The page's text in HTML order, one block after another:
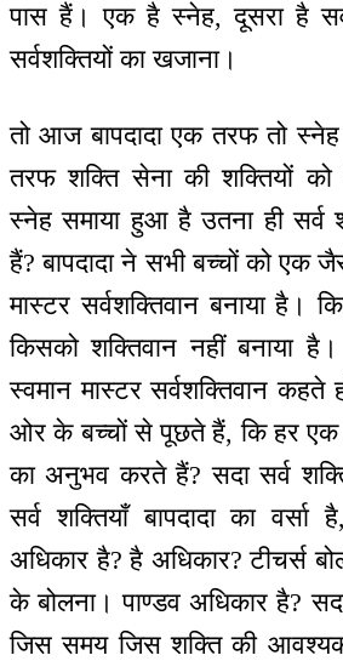
पास हैं। एक है स्नेह, दूसरा है
सर्वशक्तियों का खजाना।
तो आज बापदादा एक तरफ तो
तरफ शक्ति सेना की शक्तियों
स्नेह समाया हुआ है उतना ही सर्व
हैं? बापदादा ने सभी बच्चों को एक
मास्टर सर्वशक्तिवान बनाया है।
किसको शक्तिवान नहीं बनाया
स्वमान मास्टर सर्वशक्तिवान कहते
ओर के बच्चों से पूछते हैं, कि हर एक
का अनुभव करते हैं? सदा सर्व
सर्व शक्तियाँ बापदादा का
अधिकार है? है अधिकार? टीचर्स
के बोलना। पाण्डव अधिकार है?
जिस समय जिस शक्ति की